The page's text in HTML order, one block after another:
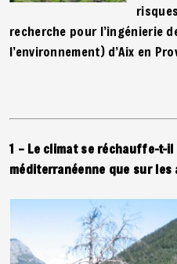
recherche pour l’ingénierie
l’environnement) d’Aix en
1 – Le climat se réchauffe-t-
méditerranéenne que sur